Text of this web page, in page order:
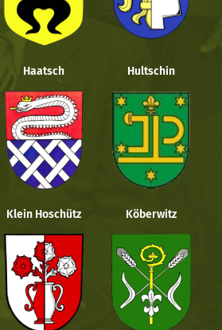
Haatsch Hultschin
Klein Hoschütz Köberwitz